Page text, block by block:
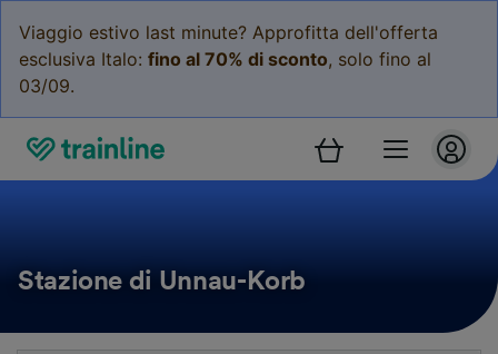
Viaggio estivo last minute? Approfitta dell'offerta
esclusiva Italo: fino al 70% di sconto, solo fino al
03/09.
Stazione di Unnau-Korb